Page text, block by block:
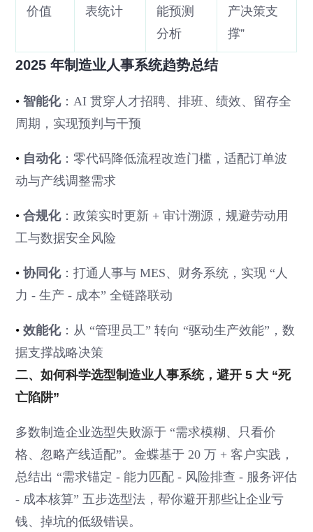
价值
表统计
能预测
分析
产决策支
撑”
2025 年制造业人事系统趋势总结
•智能化：AI 贯穿人才招聘、排班、绩效、留存全
周期，实现预判与干预
• 自动化：零代码降低流程改造门槛，适配订单波
动与产线调整需求
•合规化：政策实时更新 + 审计溯源，规避劳动用
工与数据安全风险
•协同化：打通人事与 MES、财务系统，实现 “人
力 - 生产 - 成本” 全链路联动
•效能化：从 “管理员工” 转向 “驱动生产效能”，数
据支撑战略决策
二、如何科学选型制造业人事系统，避开 5 大 “死
亡陷阱”
多数制造企业选型失败源于 “需求模糊、只看价
格、忽略产线适配”。金蝶基于 20 万 + 客户实践，
总结出 “需求锚定 - 能力匹配 - 风险排查 - 服务评估
- 成本核算” 五步选型法，帮你避开那些让企业亏
钱、掉坑的低级错误。